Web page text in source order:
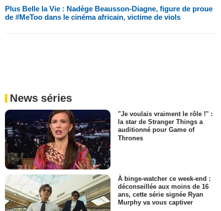
Plus Belle la Vie : Nadège Beausson-Diagne, figure de proue
de #MeToo dans le cinéma africain, victime de viols
News séries
"Je voulais vraiment le rôle !" :
la star de Stranger Things a
auditionné pour Game of
Thrones
À binge-watcher ce week-end :
déconseillée aux moins de 16
ans, cette série signée Ryan
Murphy va vous captiver